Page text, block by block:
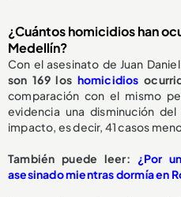
¿Cuántos homicidios han
Medellín?
Con el asesinato de Juan
son 169 los homicidios
comparación con el mismo
evidencia una disminución
impacto, es decir, 41 casos
También puede leer:
¿Por
asesinado mientras dormía en